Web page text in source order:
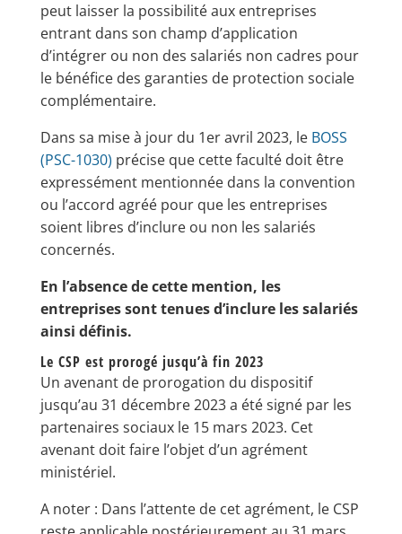
peut laisser la possibilité aux entreprises
entrant dans son champ d’application
d’intégrer ou non des salariés non cadres pour
le bénéfice des garanties de protection sociale
complémentaire.
Dans sa mise à jour du 1er avril 2023, le BOSS
(PSC-1030) précise que cette faculté doit être
expressément mentionnée dans la convention
ou l’accord agréé pour que les entreprises
soient libres d’inclure ou non les salariés
concernés.
En l’absence de cette mention, les
entreprises sont tenues d’inclure les salariés
ainsi définis.
Le CSP est prorogé jusqu’à fin 2023
Un avenant de prorogation du dispositif
jusqu’au 31 décembre 2023 a été signé par les
partenaires sociaux le 15 mars 2023. Cet
avenant doit faire l’objet d’un agrément
ministériel.
A noter : Dans l’attente de cet agrément, le CSP